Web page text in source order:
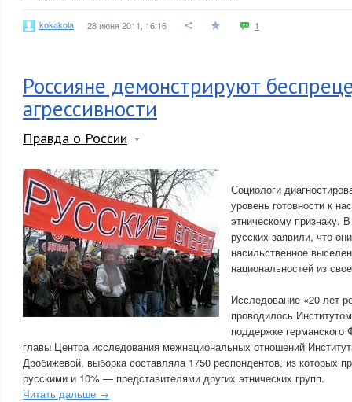
kokakola 28 июня 2011, 16:16 1
Россияне демонстрируют
агрессивности
Правда о России
Социологи
уровень готовности к
этническому признаку.
русских заявили, что
насильственное
национальностей из
Исследование «20 лет
проводилось
поддержке
главы Центра исследования межнациональных отношений
Дробижевой, выборка составляла 1750 респондентов, из которых
русскими и 10% — представителями других этнических групп.
Читать дальше →